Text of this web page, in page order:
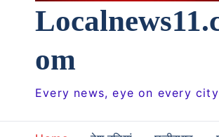
om
Every news, eye on every city